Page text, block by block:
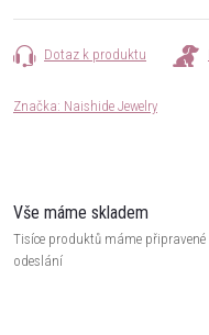
Dotaz k produktu
Značka: Naishide Jewelry
Vše máme skladem
Tisíce produktů máme připravené
odeslání